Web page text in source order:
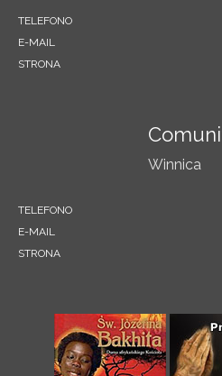
TELEFONO
E-MAIL
STRONA
Winnica
TELEFONO
E-MAIL
STRONA